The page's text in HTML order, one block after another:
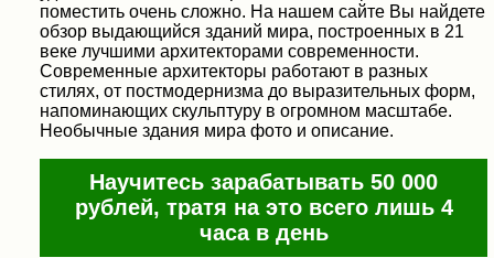
поместить очень сложно. На нашем сайте Вы найдете
обзор выдающийся зданий мира, построенных в 21
веке лучшими архитекторами современности.
Современные архитекторы работают в разных
стилях, от постмодернизма до выразительных форм,
напоминающих скульптуру в огромном масштабе.
Необычные здания мира фото и описание.
Научитесь зарабатывать 50 000
рублей, тратя на это всего лишь 4
часа в день